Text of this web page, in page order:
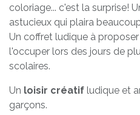
coloriage... c'est la surprise!
astucieux qui plaira
Un coffret ludique à
l'occuper lors des jours de
scolaires.
Un loisir créatif ludique et
garçons.